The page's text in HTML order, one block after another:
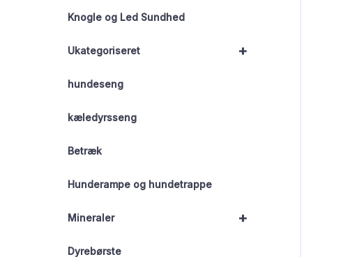
Knogle og Led Sundhed
+
Ukategoriseret
hundeseng
kæledyrsseng
Betræk
Hunderampe og hundetrappe
+
Mineraler
Dyrebørste